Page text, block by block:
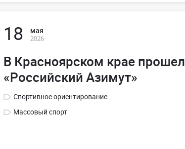
18 мая
2026
В Красноярском крае прошел
«Российский Азимут»
Спортивное ориентирование
Массовый спорт